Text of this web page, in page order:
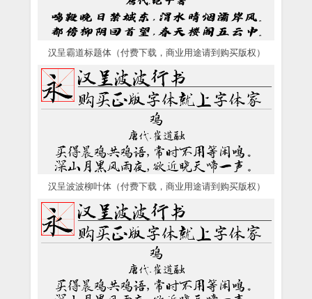
汉呈霸道标题体（付费下载，商业用途请到购买版权）
汉呈波波柳叶体（付费下载，商业用途请到购买版权）